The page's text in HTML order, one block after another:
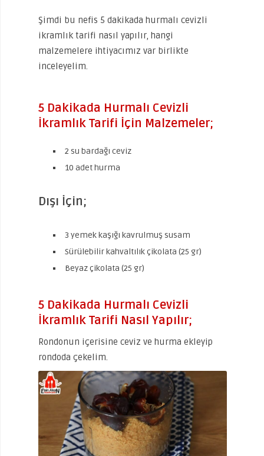
Şimdi bu nefis 5 dakikada hurmalı cevizli
ikramlık tarifi nasıl yapılır, hangi
malzemelere ihtiyacımız var birlikte
inceleyelim.
5 Dakikada Hurmalı Cevizli
İkramlık Tarifi İçin Malzemeler;
2 su bardağı ceviz
10 adet hurma
Dışı İçin;
3 yemek kaşığı kavrulmuş susam
Sürülebilir kahvaltılık çikolata (25 gr)
Beyaz çikolata (25 gr)
5 Dakikada Hurmalı Cevizli
İkramlık Tarifi Nasıl Yapılır;
Rondonun içerisine ceviz ve hurma ekleyip
rondoda çekelim.